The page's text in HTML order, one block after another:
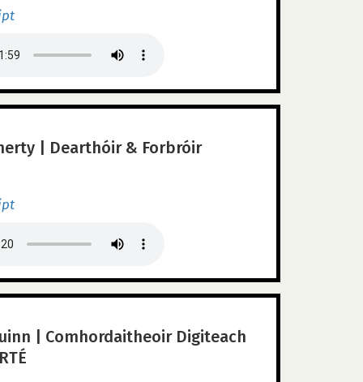
| Dearthóir & Forbróir
| Comhordaitheoir Digiteach